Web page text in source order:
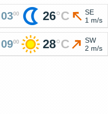
0300 26°C
SE
1 m/s
0900 28°C
SW
2 m/s